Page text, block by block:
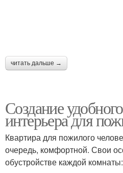
читать дальше →
Создание
интерьера для
Квартира для пожилого
очередь, комфортной. Свои
обустройстве каждой комнаты: